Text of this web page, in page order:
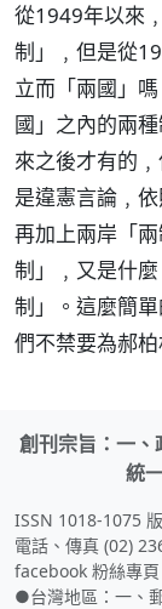
從1949年以來
制」﹐但是從
立而「兩國」
國」之內的兩
來之後才有的
是違憲言論﹐
再加上兩岸「
制」﹐又是什
制」。這麼簡
們不禁要為郝
創刊宗旨：一、
統
ISSN 1018-1075
電話、傳真 (02)
facebook 粉絲專頁
●台灣地區：一、